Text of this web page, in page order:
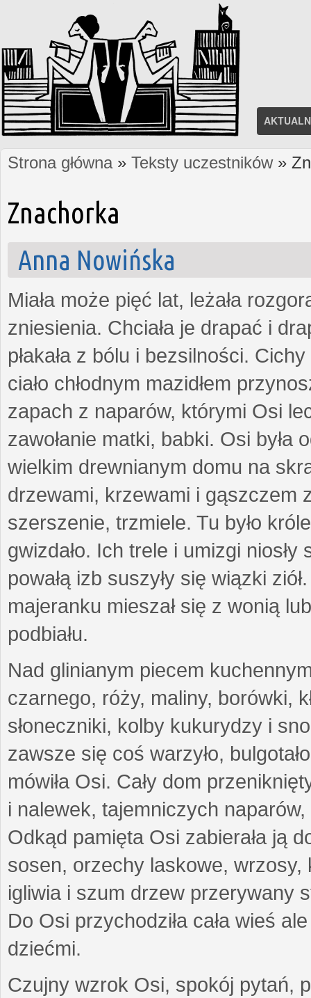
Jesteś tutaj
Strona główna» Teksty uczestników»
Znachorka
Anna Nowińska
Miała może pięć lat, leżała
zniesienia. Chciała je drapać i
płakała z bólu i bezsilności.
ciało chłodnym mazidłem
zapach z naparów, którymi Osi
zawołanie matki, babki. Osi była
wielkim drewnianym domu na
drzewami, krzewami i gąszczem
szerszenie, trzmiele. Tu było
gwizdało. Ich trele i umizgi
powałą izb suszyły się wiązki
majeranku mieszał się z wonią
podbiału.
Nad glinianym piecem
czarnego, róży, maliny, borówki,
słoneczniki, kolby kukurydzy i
zawsze się coś warzyło,
mówiła Osi. Cały dom
i nalewek, tajemniczych naparów,
Odkąd pamięta Osi zabierała ją
sosen, orzechy laskowe, wrzosy,
igliwia i szum drzew przerywany
Do Osi przychodziła cała wieś
dziećmi.
Czujny wzrok Osi, spokój pytań,